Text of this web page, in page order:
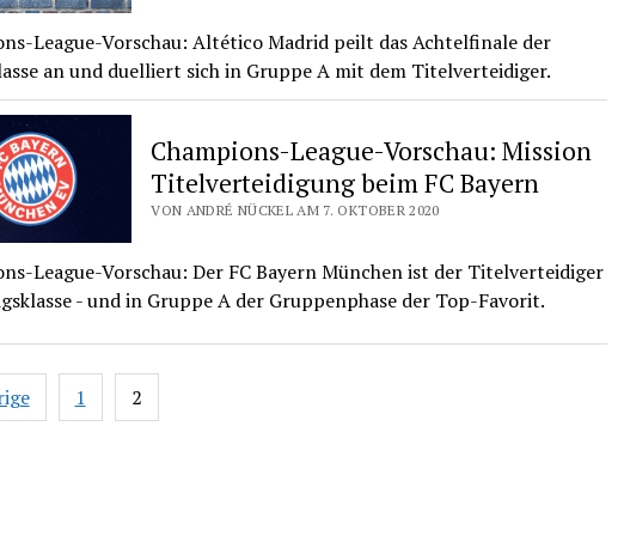
League-Vorschau: Altético Madrid peilt das Achtelfinale der
an und duelliert sich in Gruppe A mit dem Titelverteidiger.
Champions-League-Vorschau: Mission
Titelverteidigung beim FC Bayern
VON ANDRÉ NÜCKEL AM 7. OKTOBER 2020
League-Vorschau: Der FC Bayern München ist der Titelverteidiger
- und in Gruppe A der Gruppenphase der Top-Favorit.
1 2